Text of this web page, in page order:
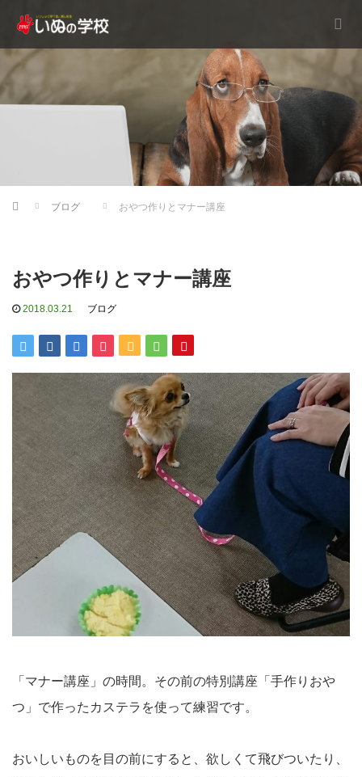
Home ブログ おやつ作りとマナー講座
おやつ作りとマナー講座
2018.03.21 ブログ
「マナー講座」の時間。その前の特別講座「手作りおや
つ」で作ったカステラを使って練習です。
おいしいものを目の前にすると、欲しくて飛びついたり、